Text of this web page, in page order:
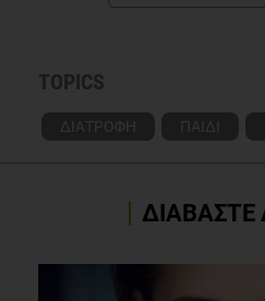
TOPICS
ΔΙΑΤΡΟΦΗ ΠΑΙΔΙ